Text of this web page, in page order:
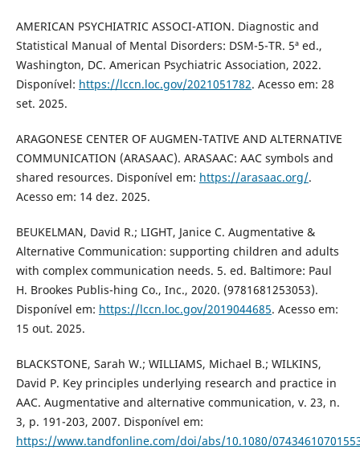
AMERICAN PSYCHIATRIC ASSOCI-ATION. Diagnostic and
Statistical Manual of Mental Disorders: DSM-5-TR. 5ª ed.,
Washington, DC. American Psychiatric Association, 2022.
Disponível: https://lccn.loc.gov/2021051782. Acesso em: 28
set. 2025.
ARAGONESE CENTER OF AUGMEN-TATIVE AND ALTERNATIVE
COMMUNICATION (ARASAAC). ARASAAC: AAC symbols and
shared resources. Disponível em: https://arasaac.org/.
Acesso em: 14 dez. 2025.
BEUKELMAN, David R.; LIGHT, Janice C. Augmentative &
Alternative Communication: supporting children and adults
with complex communication needs. 5. ed. Baltimore: Paul
H. Brookes Publis-hing Co., Inc., 2020. (9781681253053).
Disponível em: https://lccn.loc.gov/2019044685. Acesso em:
15 out. 2025.
BLACKSTONE, Sarah W.; WILLIAMS, Michael B.; WILKINS,
David P. Key principles underlying research and practice in
AAC. Augmentative and alternative communication, v. 23, n.
3, p. 191-203, 2007. Disponível em:
https://www.tandfonline.com/doi/abs/10.1080/